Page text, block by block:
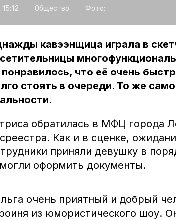
Общество Фото:
кавээнщица играла в
понравилось, что её очень
стоять в очереди. То же
обратилась в МФЦ города
Как и в сценке,
приняли девушку в
оформить документы.
очень приятный и добрый
из юмористического шоу.